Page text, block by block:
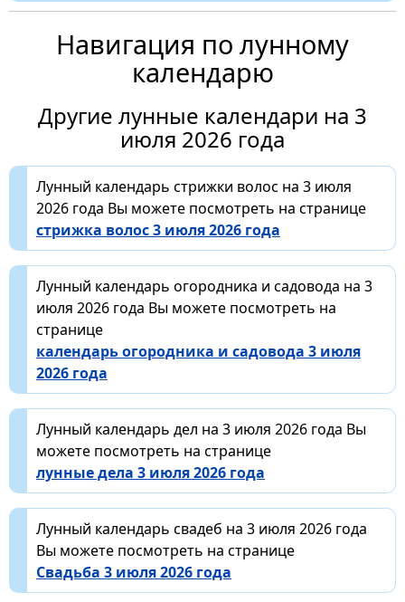
Навигация по лунному
календарю
Другие лунные календари на 3
июля 2026 года
Лунный календарь стрижки волос на 3 июля
2026 года Вы можете посмотреть на странице
стрижка волос 3 июля 2026 года
Лунный календарь огородника и садовода на 3
июля 2026 года Вы можете посмотреть на
странице
календарь огородника и садовода 3 июля
2026 года
Лунный календарь дел на 3 июля 2026 года Вы
можете посмотреть на странице
лунные дела 3 июля 2026 года
Лунный календарь свадеб на 3 июля 2026 года
Вы можете посмотреть на странице
Свадьба 3 июля 2026 года